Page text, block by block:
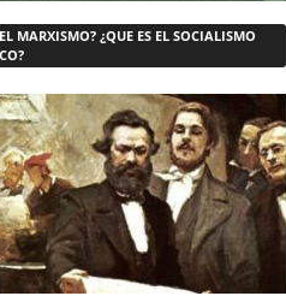
MARXISMO? ¿QUE ES EL SOCIALISMO